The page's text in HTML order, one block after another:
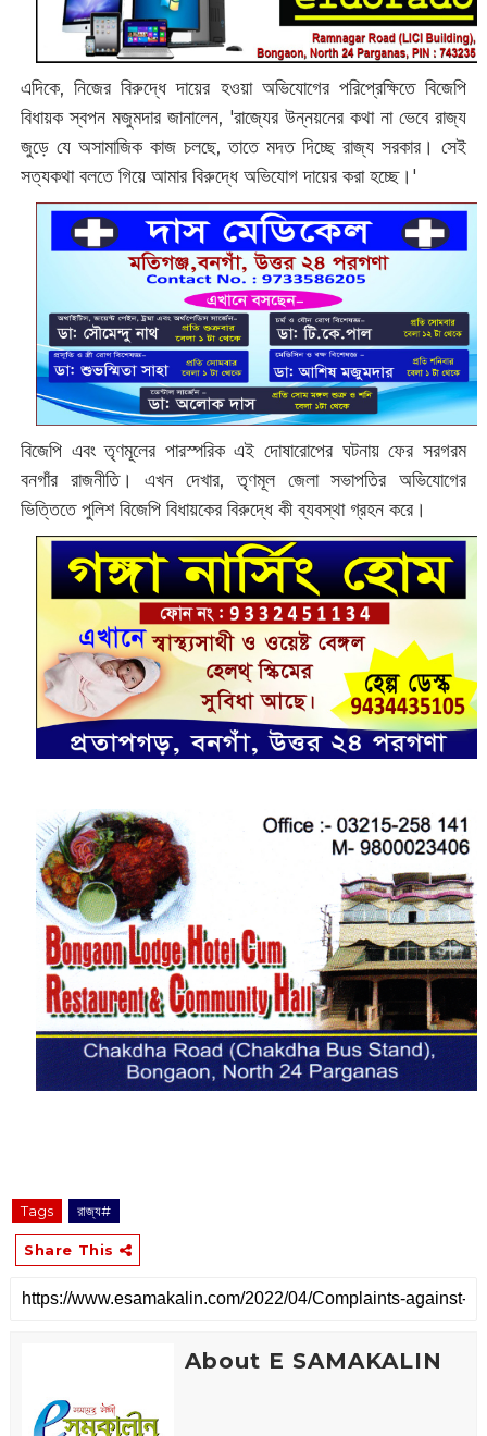
এদিকে, নিজের বিরুদ্ধে দায়ের হওয়া অভিযোগের পরিপ্রেক্ষিতে বিজেপি
বিধায়ক স্বপন মজুমদার জানালেন, 'রাজ্যের উন্নয়নের কথা না ভেবে রাজ্য
জুড়ে যে অসামাজিক কাজ চলছে, তাতে মদত দিচ্ছে রাজ্য সরকার। সেই
সত্যকথা বলতে গিয়ে আমার বিরুদ্ধে অভিযোগ দায়ের করা হচ্ছে।'‌
বিজেপি এবং তৃণমূলের পারস্পরিক এই দোষারোপের ঘটনায় ফের সরগরম
বনগাঁর রাজনীতি। এখন দেখার, তৃণমূল জেলা সভাপতির অভিযোগের
ভিত্তিতে পুলিশ বিজেপি বিধায়কের বিরুদ্ধে কী ব্যবস্থা গ্রহন করে।
Tags রাজ্য#
Share This
About E SAMAKALIN